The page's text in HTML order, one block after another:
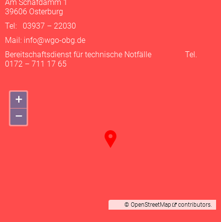
Am Schafdamm 1
39606 Osterburg
Tel: 03937 – 22030
Mail: info@wgo-obg.de
Bereitschaftsdienst für technische Notfälle Tel.
0172 – 711 17 65
+
–
©OpenStreetMap contributors.